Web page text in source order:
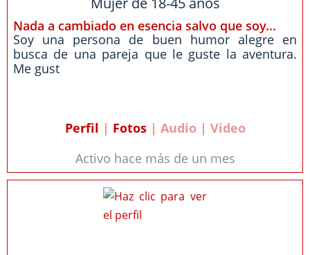
Nada a cambiado en esencia salvo que soy...
Soy una persona de buen humor alegre en
busca de una pareja que le guste la aventura.
Me gust
Perfil | Fotos| Audio | Video
Activo hace más de un mes